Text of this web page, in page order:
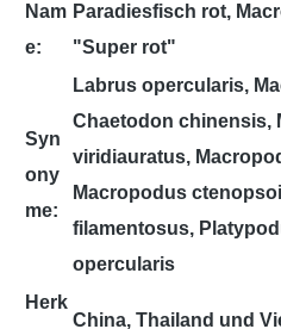
Nam
e:
Paradiesfisch rot,
"Super rot"
Syn
ony
me:
Labrus opercularis,
Chaetodon chinensis,
viridiauratus,
Macropodus
filamentosus,
opercularis
Herk
China, Thailand und